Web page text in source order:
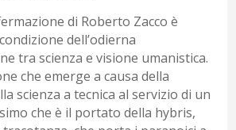
di Roberto Zacco è
dell’odierna
tra scienza e visione umanistica.
che emerge a causa della
scienza a tecnica al servizio di un
che è il portato della hybris,